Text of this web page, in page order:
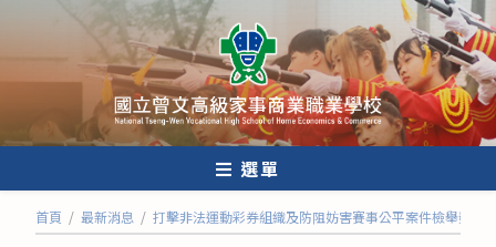
內
選單
首頁 / 最新消息 / 打擊非法運動彩券組織及防阻妨害賽事公平案件檢舉奬金